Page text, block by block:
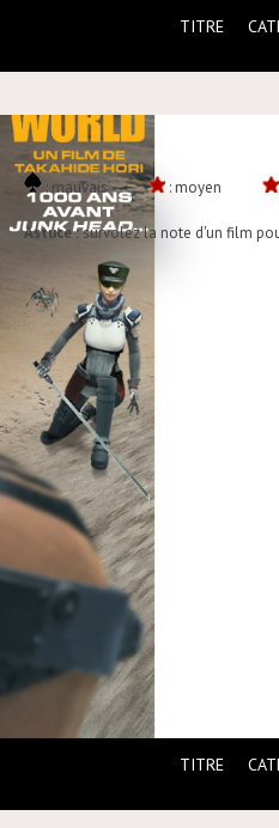
TITRE
: mauvais : moyen
Astuce :survolez la note d'un film
TITRE